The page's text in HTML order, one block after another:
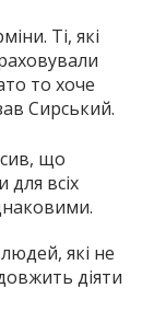
Ті, які
то хоче
Сирський.
що
всіх
які не
діяти